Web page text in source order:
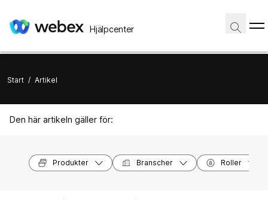
Hjälpcenter
Start / Artikel
Den här artikeln gäller för:
Produkter Branscher Roller